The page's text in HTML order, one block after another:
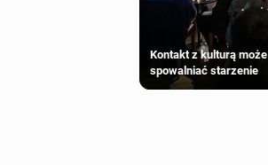
Kontakt z kulturą może
spowalniać starzenie